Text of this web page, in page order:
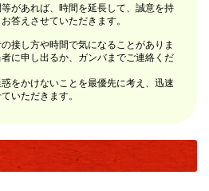
があれば、時間を延長して、誠意を持
答えさせていただきます。
接し方や時間で気になることがありま
に申し出るか、ガンバまでご連絡くだ
をかけないことを最優先に考え、迅速
いただきます。